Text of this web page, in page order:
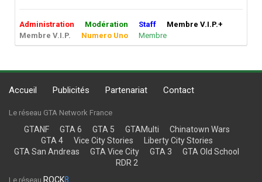
Administration Modération Staff
Membre V.I.P.+
Membre V.I.P.
Numero Uno Membre
Accueil Publicités Partenariat Contact
Le réseau GTA Network France
GTANF GTA 6 GTA 5 GTAMulti
Chinatown Wars
GTA 4
Vice City Stories
Liberty City Stories
GTA San Andreas
GTA Vice City GTA 3
GTA Old School
RDR 2
Le réseau ROCK8